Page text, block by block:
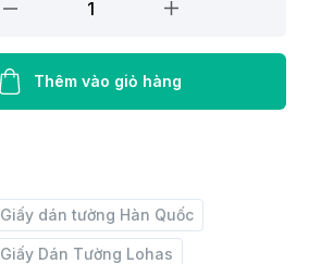
Thêm vào giỏ hàng
Giấy dán tường Hàn Quốc
Giấy Dán Tường Lohas